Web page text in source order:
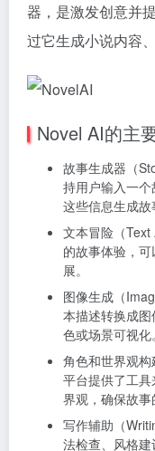
器，是激发创意并
过它生成小说内容
Novel AI的主
故事生成器（
持用户输入一
这些信息生成故
文本冒险（
的故事体验，
展。
图像生成（
本描述转换成
色或场景可视化。
角色和世界观
平台提供了工
界观，确保故事
写作辅助（
法检查、风格